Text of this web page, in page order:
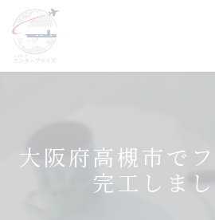
大阪府高槻市でフ
完工しまし